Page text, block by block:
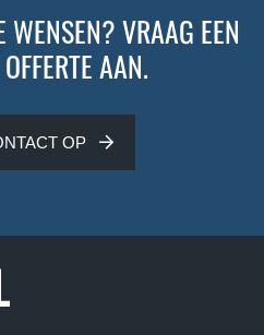
WENSEN? VRAAG EEN
AAN.
OP